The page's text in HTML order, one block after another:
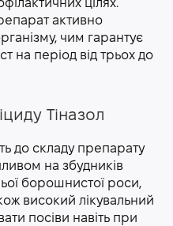
цілях.
активно
чим гарантує
на період від трьох до
Тіназол
до складу препарату
на збудників
борошнистої роси,
високий лікувальний
посіви навіть при